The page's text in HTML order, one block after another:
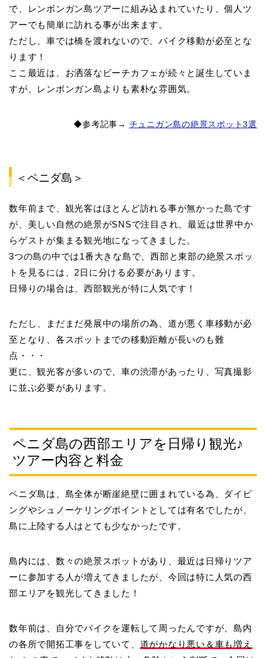
で、レンボンガン島ツアーに組み込まれていたり、個人ツ
アーでも簡単に訪れる事が出来ます。
ただし、車では橋を渡れないので、バイク移動が必至とな
ります！
ここ最近は、お洒落なビーチカフェが続々と誕生していま
すが、レンボンガン島よりも素朴な雰囲気。
◆参考記事→ チュニガン島の絶景スポット3選
＜ペニダ島＞
数年前まで、観光客はほとんど訪れる事が無かった島です
が、美しい自然の絶景がSNSで注目され、最近は世界中か
らゲストが集まる観光地になってきました。
3つの島の中では1番大きな島で、西部と東部の絶景スポッ
トを見るには、2日に分ける必要があります。
日帰りの場合は、西部観光が特に人気です！
ただし、まだまだ発展中の場所の為、道が悪く車移動が必
至となり、各スポットまでの移動距離が長いのも難
点・・・
更に、観光客が多いので、車の渋滞があったり、写真撮影
に並ぶ必要があります。
ペニダ島の西部エリアを日帰り観光♪
ツアー内容と料金
ペニダ島は、島全体が断崖絶壁に囲まれている為、ダイビ
ングやシュノーケリングポイントとしては有名でしたが、
島に上陸する人はとても少なかったです。
島内には、数々の絶景スポットがあり、最近は日帰りツア
ーに参加する人が増えてきましたが、今回は特に人気の西
部エリアを観光してきました！
数年前は、自分でバイクを運転して周ったんですが、島内
の各所で開拓工事をしていて、 道がかなり悪い＆車も増え